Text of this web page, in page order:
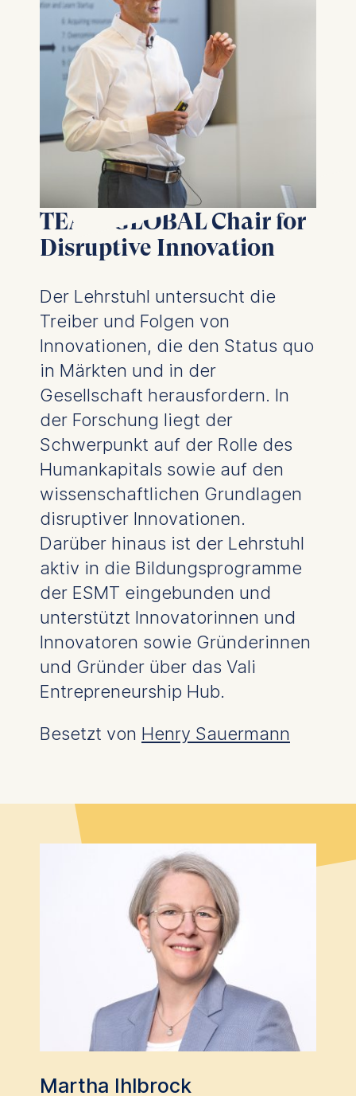
TEAM GLOBAL Chair for
Disruptive Innovation
Der Lehrstuhl untersucht die
Treiber und Folgen von
Innovationen, die den Status quo
in Märkten und in der
Gesellschaft herausfordern. In
der Forschung liegt der
Schwerpunkt auf der Rolle des
Humankapitals sowie auf den
wissenschaftlichen Grundlagen
disruptiver Innovationen.
Darüber hinaus ist der Lehrstuhl
aktiv in die Bildungsprogramme
der ESMT eingebunden und
unterstützt Innovatorinnen und
Innovatoren sowie Gründerinnen
und Gründer über das Vali
Entrepreneurship Hub.
Besetzt von Henry Sauermann
Martha Ihlbrock